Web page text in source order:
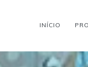
INÍCIO